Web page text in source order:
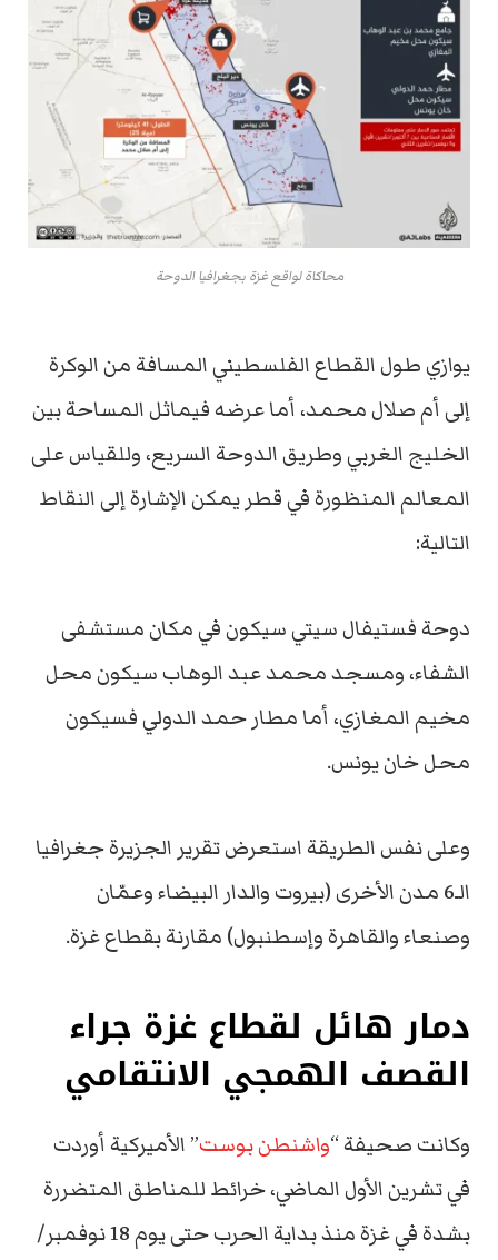
محاكاة لواقع غزة بجغرافيا الدوحة
يوازي طول القطاع الفلسطيني المسافة من الوكرة
إلى أم صلال محمد، أما عرضه فيماثل المساحة بين
الخليج الغربي وطريق الدوحة السريع، وللقياس على
المعالم المنظورة في قطر يمكن الإشارة إلى النقاط
التالية:
دوحة فستيفال سيتي سيكون في مكان مستشفى
الشفاء، ومسجد محمد عبد الوهاب سيكون محل
مخيم المغازي، أما مطار حمد الدولي فسيكون
محل خان يونس.
وعلى نفس الطريقة استعرض تقرير الجزيرة جغرافيا
الـ6 مدن الأخرى (بيروت والدار البيضاء وعمّان
وصنعاء والقاهرة وإسطنبول) مقارنة بقطاع غزة.
دمار هائل لقطاع غزة جراء
القصف الهمجي الانتقامي
وكانت صحيفة “واشنطن بوست” الأميركية أوردت
في تشرين الأول الماضي، خرائط للمناطق المتضررة
بشدة في غزة منذ بداية الحرب حتى يوم 18 نوفمبر/